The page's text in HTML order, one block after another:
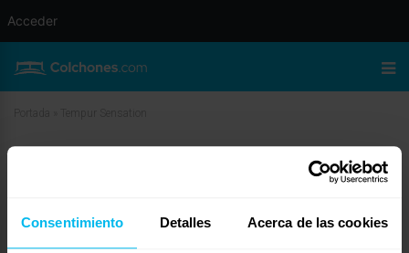
Consentimiento Detalles Acerca de las cookies
Javi
Invitado
Acceder